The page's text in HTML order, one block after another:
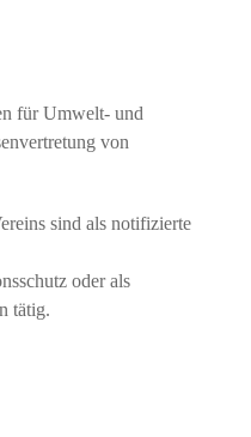
für Umwelt- und
von
sind als notifizierte
oder als
tätig.